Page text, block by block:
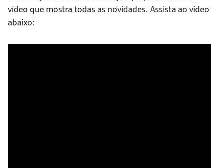
vídeo que mostra todas as novidades. Assista ao vídeo
abaixo: